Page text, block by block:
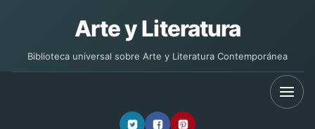
Arte y Literatura
Biblioteca universal sobre Arte y Literatura Contemporánea